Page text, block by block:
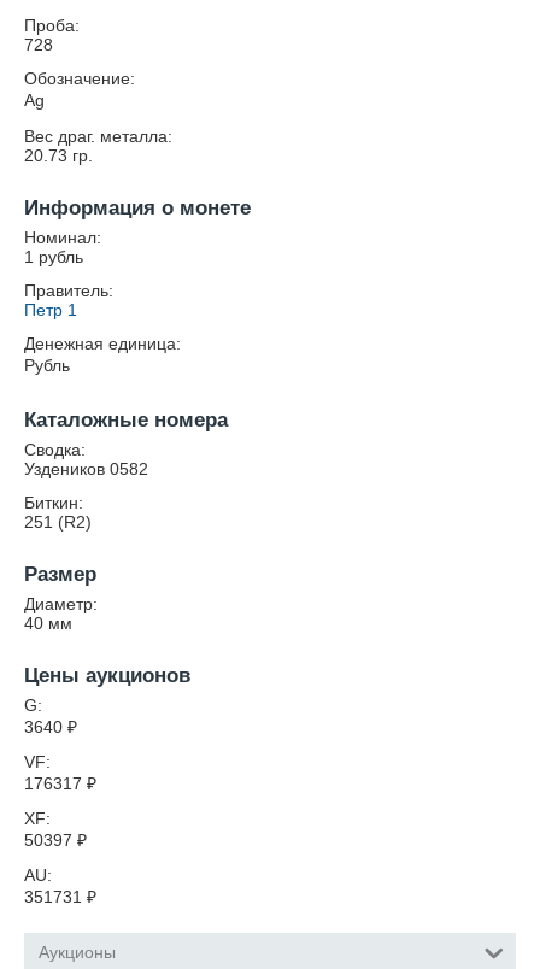
Проба:
728
Обозначение:
Ag
Вес драг. металла:
20.73 гр.
Информация о монете
Номинал:
1 рубль
Правитель:
Петр 1
Денежная единица:
Рубль
Каталожные номера
Сводка:
Уздеников 0582
Биткин:
251 (R2)
Размер
Диаметр:
40 мм
Цены аукционов
G:
3640 ₽
VF:
176317 ₽
XF:
50397 ₽
AU:
351731 ₽
Аукционы